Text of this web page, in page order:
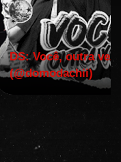
DS: Você, outra vez!
(@domodachii)